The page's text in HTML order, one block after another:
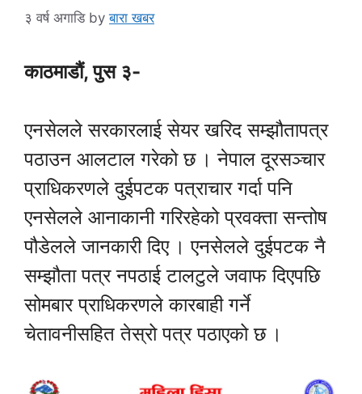
३ वर्ष अगाडि byबारा खबर
काठमाडौं, पुस ३-
एनसेलले सरकारलाई सेयर खरिद सम्झौतापत्र
पठाउन आलटाल गरेको छ । नेपाल दूरसञ्चार
प्राधिकरणले दुईपटक पत्राचार गर्दा पनि
एनसेलले आनाकानी गरिरहेको प्रवक्ता सन्तोष
पौडेलले जानकारी दिए । एनसेलले दुईपटक नै
सम्झौता पत्र नपठाई टालटुले जवाफ दिएपछि
सोमबार प्राधिकरणले कारबाही गर्ने
चेतावनीसहित तेस्रो पत्र पठाएको छ ।